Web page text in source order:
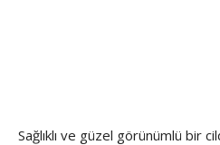
Sağlıklı ve güzel görünümlü bir